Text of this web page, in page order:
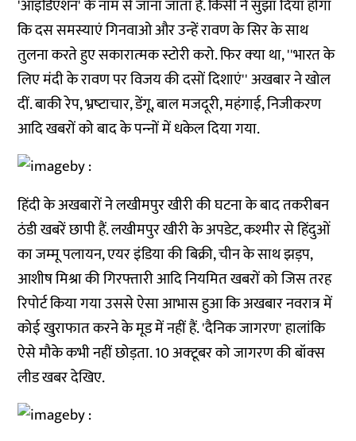
'आइडिएशन' के नाम से जाना जाता है. किसी ने सुझा दिया होगा
कि दस समस्‍याएं गिनवाओ और उन्‍हें रावण के सिर के साथ
तुलना करते हुए सकारात्‍मक स्‍टोरी करो. फिर क्‍या था, ''भारत के
लिए मंदी के रावण पर विजय की दसों दिशाएं'' अखबार ने खोल
दीं. बाकी रेप, भ्रष्‍टाचार, डेंगू, बाल मजदूरी, महंगाई, निजीकरण
आदि खबरों को बाद के पन्‍नों में धकेल दिया गया.
हिंदी के अखबारों ने लखीमपुर खीरी की घटना के बाद तकरीबन
ठंडी खबरें छापी हैं. लखीमपुर खीरी के अपडेट, कश्‍मीर से हिंदुओं
का जम्‍मू पलायन, एयर इंडिया की बिक्री, चीन के साथ झड़प,
आशीष मिश्रा की गिरफ्तारी आदि नियमित खबरों को जिस तरह
रिपोर्ट किया गया उससे ऐसा आभास हुआ कि अखबार नवरात्र में
कोई खुराफात करने के मूड में नहीं हैं. 'दैनिक जागरण' हालांकि
ऐसे मौके कभी नहीं छोड़ता. 10 अक्‍टूबर को जागरण की बॉक्‍स
लीड खबर देखिए.